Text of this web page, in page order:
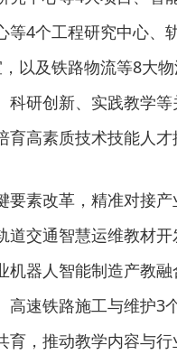
等4个工程研究中心、
以及铁路物流等8大
科研创新、实践教学
高素质技术技能人才
要素改革，精准对接
道交通智慧运维教材
机器人智能制造产教
高速铁路施工与维护3
育，推动教学内容与